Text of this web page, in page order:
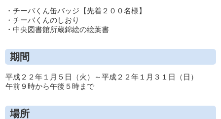
・チーバくん缶バッジ【先着２００名様】
・チーバくんのしおり
・中央図書館所蔵錦絵の絵葉書
期間
平成２２年１月５日（火）～平成２２年１月３１日（日）
午前９時から午後５時まで
場所